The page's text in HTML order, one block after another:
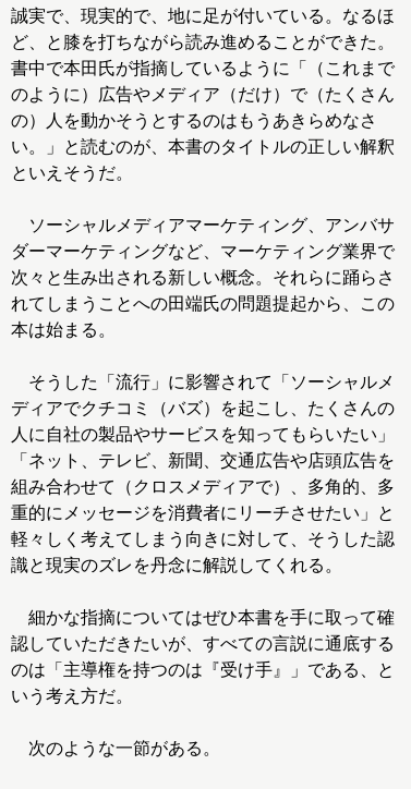
誠実で、現実的で、地に足が付いている。なるほ
ど、と膝を打ちながら読み進めることができた。
書中で本田氏が指摘しているように「（これまで
のように）広告やメディア（だけ）で（たくさん
の）人を動かそうとするのはもうあきらめなさ
い。」と読むのが、本書のタイトルの正しい解釈
といえそうだ。
ソーシャルメディアマーケティング、アンバサ
ダーマーケティングなど、マーケティング業界で
次々と生み出される新しい概念。それらに踊らさ
れてしまうことへの田端氏の問題提起から、この
本は始まる。
そうした「流行」に影響されて「ソーシャルメ
ディアでクチコミ（バズ）を起こし、たくさんの
人に自社の製品やサービスを知ってもらいたい」
「ネット、テレビ、新聞、交通広告や店頭広告を
組み合わせて（クロスメディアで）、多角的、多
重的にメッセージを消費者にリーチさせたい」と
軽々しく考えてしまう向きに対して、そうした認
識と現実のズレを丹念に解説してくれる。
細かな指摘についてはぜひ本書を手に取って確
認していただきたいが、すべての言説に通底する
のは「主導権を持つのは『受け手』」である、と
いう考え方だ。
次のような一節がある。